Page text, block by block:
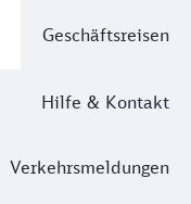
Geschäftsreisen
Hilfe & Kontakt
Verkehrsmeldungen